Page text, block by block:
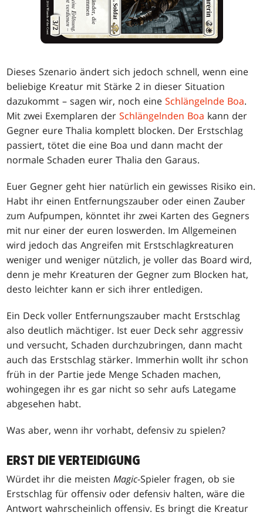
Dieses Szenario ändert sich jedoch schnell, wenn eine
beliebige Kreatur mit Stärke 2 in dieser Situation
dazukommt – sagen wir, noch eineSchlängelnde Boa.
Mit zwei Exemplaren derSchlängelnden Boa kann der
Gegner eure Thalia komplett blocken. Der Erstschlag
passiert, tötet die eine Boa und dann macht der
normale Schaden eurer Thalia den Garaus.
Euer Gegner geht hier natürlich ein gewisses Risiko ein.
Habt ihr einen Entfernungszauber oder einen Zauber
zum Aufpumpen, könntet ihr zwei Karten des Gegners
mit nur einer der euren loswerden. Im Allgemeinen
wird jedoch das Angreifen mit Erstschlagkreaturen
weniger und weniger nützlich, je voller das Board wird,
denn je mehr Kreaturen der Gegner zum Blocken hat,
desto leichter kann er sich ihrer entledigen.
Ein Deck voller Entfernungszauber macht Erstschlag
also deutlich mächtiger. Ist euer Deck sehr aggressiv
und versucht, Schaden durchzubringen, dann macht
auch das Erstschlag stärker. Immerhin wollt ihr schon
früh in der Partie jede Menge Schaden machen,
wohingegen ihr es gar nicht so sehr aufs Lategame
abgesehen habt.
Was aber, wenn ihr vorhabt, defensiv zu spielen?
ERST DIE VERTEIDIGUNG
Würdet ihr die meistenMagic-Spieler fragen, ob sie
Erstschlag für offensiv oder defensiv halten, wäre die
Antwort wahrscheinlich offensiv. Es bringt die Kreatur